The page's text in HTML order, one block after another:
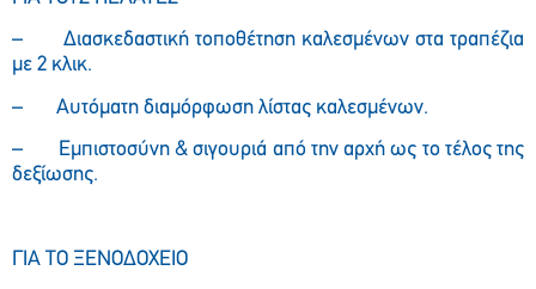
– Διασκεδαστική τοποθέτηση καλεσμένων στα τραπέζια
με 2 κλικ.
– Αυτόματη διαμόρφωση λίστας καλεσμένων.
– Εμπιστοσύνη & σιγουριά από την αρχή ως το τέλος της
δεξίωσης.
ΓΙΑ ΤΟ ΞΕΝΟΔΟΧΕΙΟ